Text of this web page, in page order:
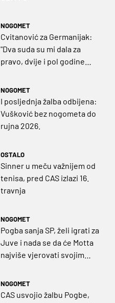
NOGOMET
Cvitanović za Germanijak:
"Dva suda su mi dala za
pravo, dvije i pol godine
NOGOMET
I posljednja žalba odbijena:
Vušković bez nogometa do
rujna 2026.
OSTALO
Sinner u meču važnijem od
tenisa, pred CAS izlazi 16.
travnja
NOGOMET
Pogba sanja SP, želi igrati za
Juve i nada se da će Motta
najviše vjerovati svojim
NOGOMET
CAS usvojio žalbu Pogbe,